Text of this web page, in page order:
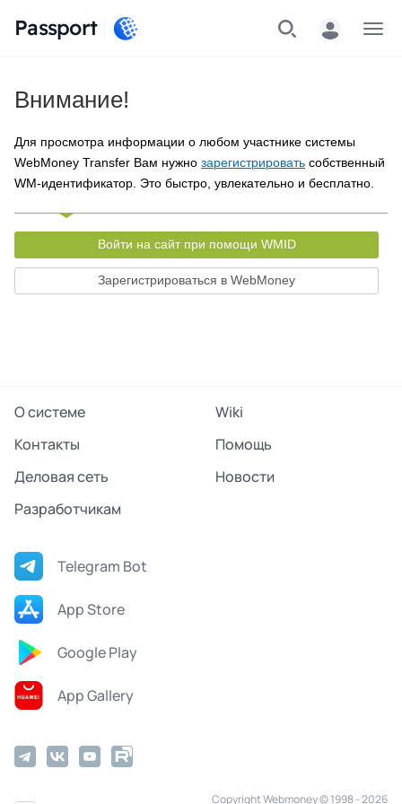
Passport
Внимание!
Для просмотра информации о любом участнике системы
WebMoney Transfer Вам нужно зарегистрировать собственный
WM-идентификатор. Это быстро, увлекательно и бесплатно.
Войти на сайт при помощи WMID
Зарегистрироваться в WebMoney
О системе
Wiki
Контакты
Помощь
Деловая сеть
Новости
Разработчикам
Telegram Bot
App Store
Google Play
App Gallery
Copyright Webmoney © 1998 - 2026